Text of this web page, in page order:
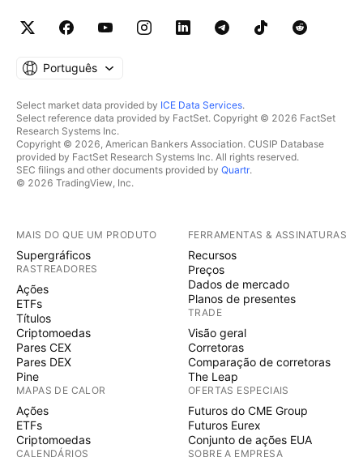
Português
Select market data provided by ICE Data Services.
Select reference data provided by FactSet. Copyright © 2026 FactSet
Research Systems Inc.
Copyright © 2026, American Bankers Association. CUSIP Database
provided by FactSet Research Systems Inc. All rights reserved.
SEC filings and other documents provided by Quartr.
© 2026 TradingView, Inc.
MAIS DO QUE UM PRODUTO
Supergráficos
RASTREADORES
Ações
ETFs
Títulos
Criptomoedas
Pares CEX
Pares DEX
Pine
MAPAS DE CALOR
Ações
ETFs
Criptomoedas
CALENDÁRIOS
FERRAMENTAS & ASSINATURAS
Recursos
Preços
Dados de mercado
Planos de presentes
TRADE
Visão geral
Corretoras
Comparação de corretoras
The Leap
OFERTAS ESPECIAIS
Futuros do CME Group
Futuros Eurex
Conjunto de ações EUA
SOBRE A EMPRESA